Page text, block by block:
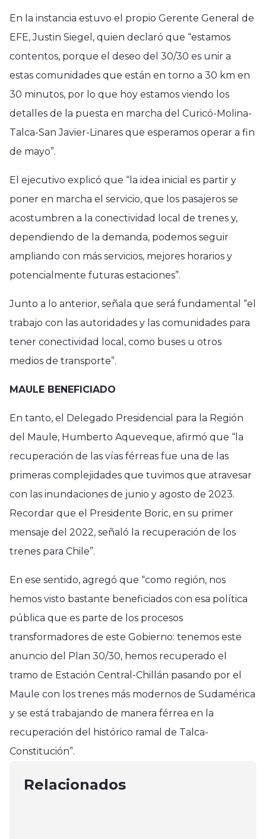
En la instancia estuvo el propio Gerente General de
EFE, Justin Siegel, quien declaró que “estamos
contentos, porque el deseo del 30/30 es unir a
estas comunidades que están en torno a 30 km en
30 minutos, por lo que hoy estamos viendo los
detalles de la puesta en marcha del Curicó-Molina-
Talca-San Javier-Linares que esperamos operar a fin
de mayo”.
El ejecutivo explicó que “la idea inicial es partir y
poner en marcha el servicio, que los pasajeros se
acostumbren a la conectividad local de trenes y,
dependiendo de la demanda, podemos seguir
ampliando con más servicios, mejores horarios y
potencialmente futuras estaciones”.
Junto a lo anterior, señala que será fundamental “el
trabajo con las autoridades y las comunidades para
tener conectividad local, como buses u otros
medios de transporte”.
MAULE BENEFICIADO
En tanto, el Delegado Presidencial para la Región
del Maule, Humberto Aqueveque, afirmó que “la
recuperación de las vías férreas fue una de las
primeras complejidades que tuvimos que atravesar
con las inundaciones de junio y agosto de 2023.
Recordar que el Presidente Boric, en su primer
mensaje del 2022, señaló la recuperación de los
trenes para Chile”.
En ese sentido, agregó que “como región, nos
hemos visto bastante beneficiados con esa política
pública que es parte de los procesos
transformadores de este Gobierno: tenemos este
anuncio del Plan 30/30, hemos recuperado el
tramo de Estación Central-Chillán pasando por el
Maule con los trenes más modernos de Sudamérica
y se está trabajando de manera férrea en la
recuperación del histórico ramal de Talca-
Constitución”.
Relacionados
Molina
PDI MATERIALIZÓ EXPULSIÓN DE
febrero 17, 2026
Nacional
Molina
Buena Unión inauguró su primera